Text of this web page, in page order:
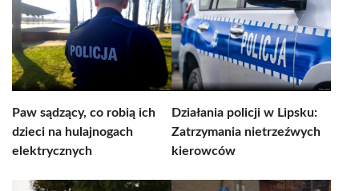
Paw sądzący, co robią ich
dzieci na hulajnogach
elektrycznych
Działania policji w Lipsku:
Zatrzymania nietrzeźwych
kierowców